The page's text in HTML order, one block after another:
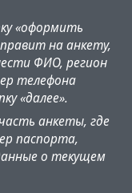
«оформить
на анкету,
ФИО, регион
телефона
«далее».
анкеты, где
паспорта,
о текущем